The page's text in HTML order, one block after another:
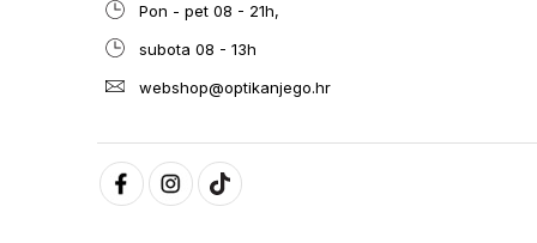
Pon - pet 08 - 21h,
subota 08 - 13h
webshop@optikanjego.hr